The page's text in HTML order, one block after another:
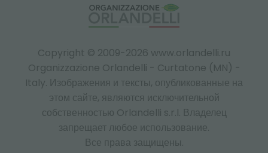
Copyright © 2009-2026 www.orlandelli.ru
Organizzazione Orlandelli - Curtatone (MN) -
Italy. Изображения и тексты, опубликованные на
этом сайте, являются исключительной
собственностью Orlandelli s.r.l. Владелец
запрещает любое использование.
Все права защищены.